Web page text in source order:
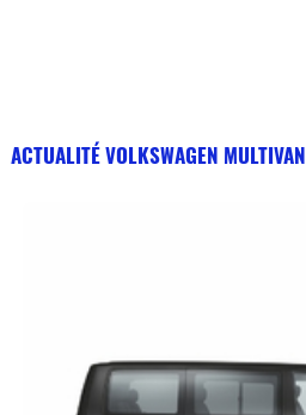
ACTUALITÉ VOLKSWAGEN MULTIVAN